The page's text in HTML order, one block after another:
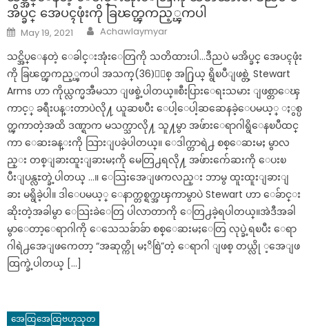
အိပ္ခင္ အေပၚဖုံးကို ခြၽတ္ၾကည့္ၾကပါ
Posted
on
May 19, 2021 Author
Achawlaymyar
သင္အိပ္ေနတဲ့ ေခါင္းအုံးေတြကို သတိထားပါ…ဒီညပဲ မအိပ္ခင္ အေပၚဖုံး
ကို ခြၽတ္ၾကည့္ၾကပါ အသက္(36)ႏွစ္ အ႐ြယ္ ရွိၿပီျဖစ္တဲ့ Stewart
Arms ဟာ ကိုယ္လက္မအီမသာ ျဖစ္ခဲ့ပါတယ္။စီးပြားေရးသမား ျဖစ္တာေၾ
ကာင့္ ခရီးပန္းတာပဲလို႔ ယူဆၿပီး ေပါ့ေပါ့ဆဆေနခဲ့ေပမယ့္ ႏွစ္ပ
တ္ၾကာတဲ့အထိ ဒဏ္ရာက မသက္သာလို႔ သူ႔မွာ အဖ်ားေရာဂါရွိေနၿပီထင္
ကာ ေဆးခန္းကို သြားျပခဲ့ပါတယ္။ ေဒါက္တာရဲ႕ စစ္ေဆးမႈ မွာလ
ည္း တစ္ျခားထူးျခားမႈကို မေတြ႕ရလို႔ အဖ်ားက်ေဆးကို ေပးၿ
ပီးျပန္လႊတ္ခဲ့ပါတယ္ …။ ေသြးအေျဖကလည္း ဘာမွ ထူးထူးျခားျ
ခား မရွိခဲ့ပါ။ ဒါေပမယ့္ ေနာက္တစ္ရက္အၾကာမွာပဲ Stewart ဟာ ေခ်ာင္း
ဆိုးတဲ့အခါမွာ ေသြးခဲေတြ ပါလာတာကို ေတြ႕ခဲ့ရပါတယ္။အဲဒီအခါ
မွာေတာ့ေရာဂါကို ေသေသခ်ာခ်ာ စစ္ေဆးမႈေတြ လုပ္ခဲ့ရၿပီး ေရာ
ဂါရဲ႕အေျဖကေတာ့ “အဆုတ္ကို မႈိစြဲ”တဲ့ ေရာဂါ ျဖစ္ တယ္လို ့အေျဖ
ထြက္ခဲ့ပါတယ္ […]
အေထြအေထြဗဟုသုတ